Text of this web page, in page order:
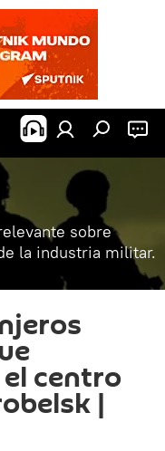
sobre
la industria militar.
centro
|